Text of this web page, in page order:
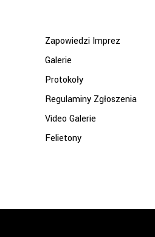
Zapowiedzi Imprez
Galerie
Protokoły
Regulaminy Zgłoszenia
Video Galerie
Felietony